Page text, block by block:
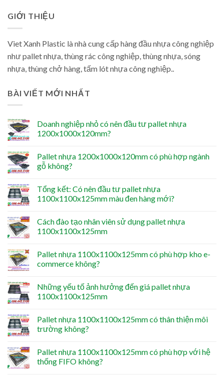
GIỚI THIỆU
Viet Xanh Plastic là nhà cung cấp hàng đầu nhựa công nghiệp
như pallet nhựa, thùng rác công nghiệp, thùng nhựa, sóng
nhựa, thùng chở hàng, tấm lót nhựa công nghiệp..
BÀI VIẾT MỚI NHẤT
Doanh nghiệp nhỏ có nên đầu tư pallet nhựa
1200x1000x120mm?
Pallet nhựa 1200x1000x120mm có phù hợp ngành
gỗ không?
Tổng kết: Có nên đầu tư pallet nhựa
1100x1100x125mm màu đen hàng mới?
Cách đào tạo nhân viên sử dụng pallet nhựa
1100x1100x125mm
Pallet nhựa 1100x1100x125mm có phù hợp kho e-
commerce không?
Những yếu tố ảnh hưởng đến giá pallet nhựa
1100x1100x125mm
Pallet nhựa 1100x1100x125mm có thân thiện môi
trường không?
Pallet nhựa 1100x1100x125mm có phù hợp với hệ
thống FIFO không?